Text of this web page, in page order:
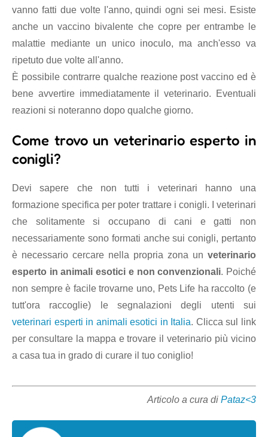
vanno fatti due volte l'anno, quindi ogni sei mesi. Esiste
anche un vaccino bivalente che copre per entrambe le
malattie mediante un unico inoculo, ma anch'esso va
ripetuto due volte all'anno.
È possibile contrarre qualche reazione post vaccino ed è
bene avvertire immediatamente il veterinario. Eventuali
reazioni si noteranno dopo qualche giorno.
Come trovo un veterinario esperto in
conigli?
Devi sapere che non tutti i veterinari hanno una
formazione specifica per poter trattare i conigli. I veterinari
che solitamente si occupano di cani e gatti non
necessariamente sono formati anche sui conigli, pertanto
è necessario cercare nella propria zona un veterinario
esperto in animali esotici e non convenzionali. Poiché
non sempre è facile trovarne uno, Pets Life ha raccolto (e
tutt'ora raccoglie) le segnalazioni degli utenti sui
veterinari esperti in animali esotici in Italia. Clicca sul link
per consultare la mappa e trovare il veterinario più vicino
a casa tua in grado di curare il tuo coniglio!
Articolo a cura di Pataz<3